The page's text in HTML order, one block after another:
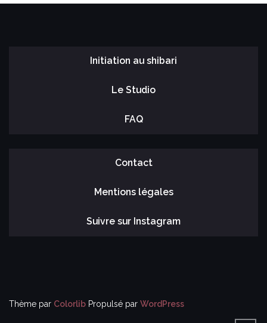
Initiation au shibari
Le Studio
FAQ
Contact
Mentions légales
Suivre sur Instagram
Thème par Colorlib Propulsé par WordPress